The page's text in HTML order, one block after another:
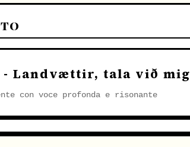
- Landvættir, tala við mig
con voce profonda e risonante